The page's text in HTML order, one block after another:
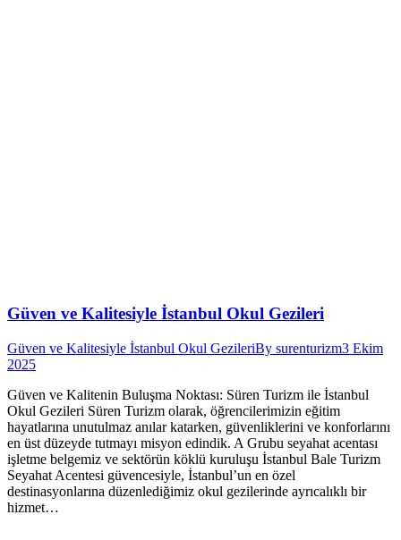
Güven ve Kalitesiyle İstanbul Okul Gezileri
Güven ve Kalitesiyle İstanbul Okul GezileriBy surenturizm3 Ekim
2025
Güven ve Kalitenin Buluşma Noktası: Süren Turizm ile İstanbul
Okul Gezileri Süren Turizm olarak, öğrencilerimizin eğitim
hayatlarına unutulmaz anılar katarken, güvenliklerini ve konforlarını
en üst düzeyde tutmayı misyon edindik. A Grubu seyahat acentası
işletme belgemiz ve sektörün köklü kuruluşu İstanbul Bale Turizm
Seyahat Acentesi güvencesiyle, İstanbul’un en özel
destinasyonlarına düzenlediğimiz okul gezilerinde ayrıcalıklı bir
hizmet…